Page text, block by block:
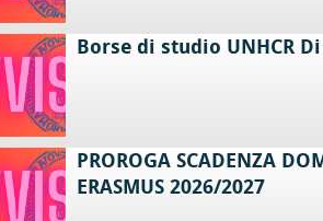
Borse di studio UNHCR
PROROGA SCADENZA
ERASMUS 2026/2027